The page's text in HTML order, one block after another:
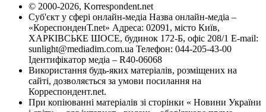
© 2000-2026, Korrespondent.net
Суб'єкт у сфері онлайн-медіа Назва онлайн-медіа –
«КореспонденТ.net» Адреса: 02091, місто Київ,
ХАРКІВСЬКЕ ШОСЕ, будинок 172-Б, офіс 208/1 E-mail:
sunlight@mediadim.com.ua Телефон: 044-205-43-00
Ідентифікатор медіа – R40-06068
Використання будь-яких матеріалів, розміщених на
сайті, дозволяється за умови посилання на
Корреспондент.net.
При копіюванні матеріалів зі сторінки « Новини України